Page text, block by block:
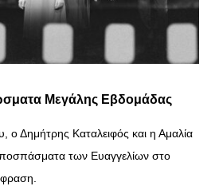
Μεγάλης Εβδομάδας
ο Δημήτρης Καταλειφός και η Αμαλία
των Ευαγγελίων στο